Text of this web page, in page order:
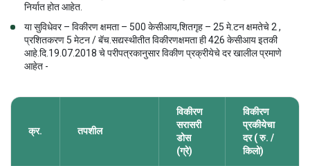
निर्यात होत आहेत.
या सुविधेवर – विकीरण क्षमता – 500 केसीआय,शितगृह – 25 मे.टन क्षमतेचे 2 ,
प्रशितकरण 5 मेटन / बॅच.सद्यस्थीतीत विकीरणक्षमता ही 426 केसीआय इतकी
आहे.दि.19.07.2018 चे परीपत्रकानुसार विकीण प्रक्रीयेचे दर खालील प्रमाणे
आहेत -
क्र. तपशील
विकीरण
सरासरी
डोस
(ग्रे)
विकीरण
प्रकीयेचा
दर ( रु. /
किलो)